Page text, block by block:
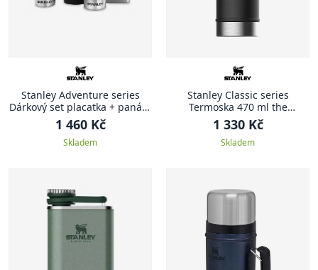
Stanley Adventure series
Dárkový set placatka + panáky
matná černá ADVENTURE
1 460 Kč
Skladem
Stanley Classic series
Termoska 470 ml the
legendary matná černá
CLASSIC
1 330 Kč
Skladem